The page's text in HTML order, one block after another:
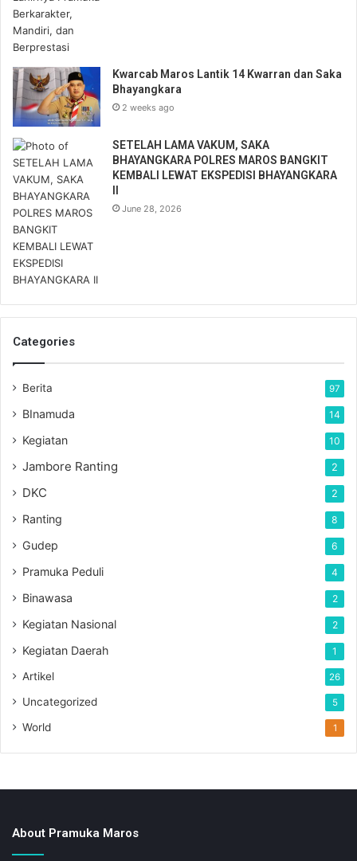
Kwarcab Maros Lantik 14 Kwarran dan Saka
Bhayangkara
2 weeks ago
SETELAH LAMA VAKUM, SAKA
BHAYANGKARA POLRES MAROS BANGKIT
KEMBALI LEWAT EKSPEDISI BHAYANGKARA
June 28, 2026
Categories
Berita 97
BInamuda 14
Kegiatan 10
Jambore Ranting 2
DKC 2
Ranting 8
Gudep 6
Pramuka Peduli 4
Binawasa 2
Kegiatan Nasional 2
Kegiatan Daerah 1
Artikel 26
Uncategorized 5
World 1
About Pramuka Maros